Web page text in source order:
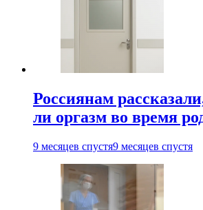
Россиянам
ли оргазм во время
9 месяцев спустя9 месяцев спустя